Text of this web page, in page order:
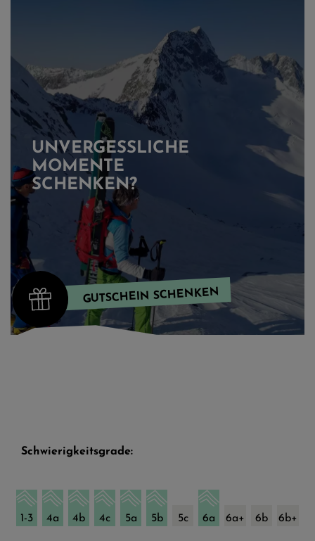
UNVERGESSLICHE
MOMENTE
SCHENKEN?
GUTSCHEIN SCHENKEN
Schwierigkeitsgrade:
1-3 4a 4b 4c 5a 5b 5c 6a 6a+ 6b 6b+